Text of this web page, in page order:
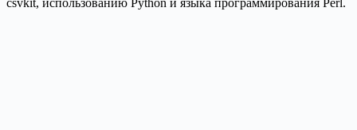
csvkit, использованию Python и языка программирования Perl.